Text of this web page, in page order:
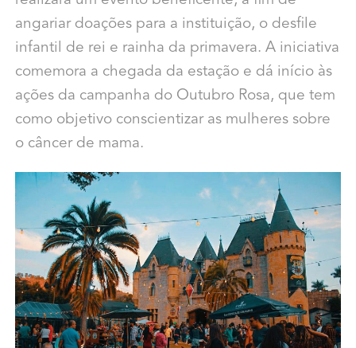
angariar doações para a instituição, o desfile
infantil de rei e rainha da primavera. A iniciativa
comemora a chegada da estação e dá início às
ações da campanha do Outubro Rosa, que tem
como objetivo conscientizar as mulheres sobre
o câncer de mama.